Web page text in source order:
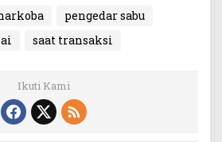
pengedar sabu
saat transaksi
Ikuti Kami